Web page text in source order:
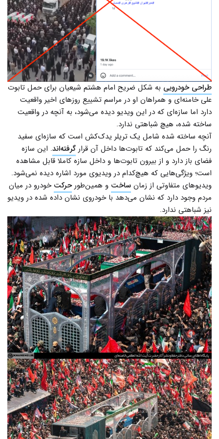
طراحی خودرویی به شکل ضریح امام هشتم شیعیان برای حمل تابوت‌
علی خامنه‌ای و همراهان او در مراسم تشییع روزهای اخیر واقعیت
دارد اما سازه‌ای که در این ویدیو دیده می‌شود، به آنچه در واقعیت
ساخته شده، هیچ شباهتی ندارد.
آنچه ساخته شده شامل یک تریلر یدک‌کش است که سازه‌ای سفید
رنگ را حمل می‌کند که تابوت‌ها داخل آن قرار گرفته‌اند. این سازه
فضای باز دارد و از بیرون تابوت‌ها و داخل سازه‌ کاملا قابل مشاهده
است؛ ویژگی‌هایی که هیچ‌کدام در ویدیوی مورد اشاره دیده نمی‌شود.
ویدیوهای متفاوتی از زمان ساخت و همین‌طورحرکت خودرو در میان
مردم وجود دارد که نشان می‌دهد با خودروی نشان داده شده در ویدیو
نیز شباهتی ندارد.